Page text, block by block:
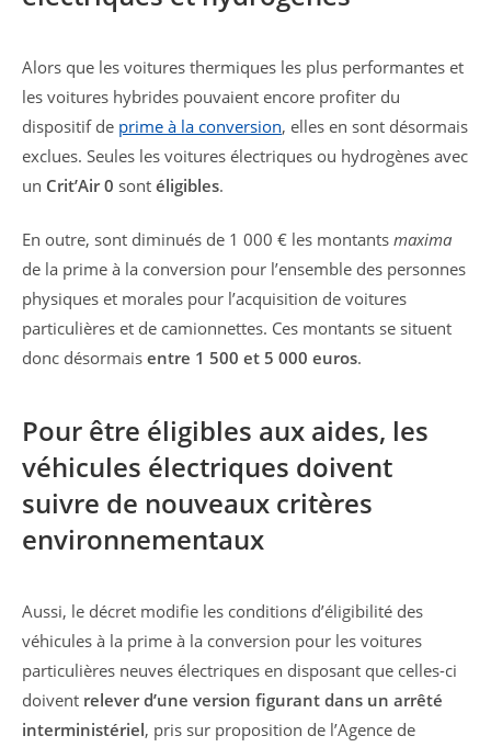
Alors que les voitures thermiques les plus performantes et
les voitures hybrides pouvaient encore profiter du
dispositif de prime à la conversion, elles en sont désormais
exclues. Seules les voitures électriques ou hydrogènes avec
un Crit’Air 0 sont éligibles.
En outre, sont diminués de 1 000 € les montants maxima
de la prime à la conversion pour l’ensemble des personnes
physiques et morales pour l’acquisition de voitures
particulières et de camionnettes. Ces montants se situent
donc désormais entre 1 500 et 5 000 euros.
Pour être éligibles aux aides, les
véhicules électriques doivent
suivre de nouveaux critères
environnementaux
Aussi, le décret modifie les conditions d’éligibilité des
véhicules à la prime à la conversion pour les voitures
particulières neuves électriques en disposant que celles-ci
doivent relever d’une version figurant dans un arrêté
interministériel, pris sur proposition de l’Agence de